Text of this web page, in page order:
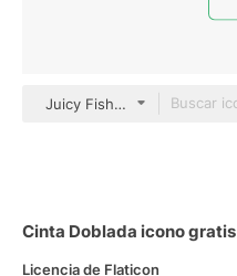
Juicy Fish Sketchy
Cinta Doblada icono gratis
Licencia de Flaticon